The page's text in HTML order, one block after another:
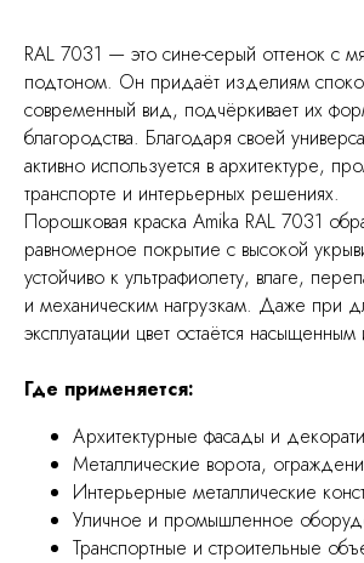
RAL 7031 — это сине-серый оттенок с
подтоном. Он придаёт изделиям
современный вид, подчёркивает их
благородства. Благодаря своей
активно используется в архитектуре,
транспорте и интерьерных решениях.
Порошковая краска Amika RAL 7031
равномерное покрытие с высокой
устойчиво к ультрафиолету, влаге,
и механическим нагрузкам. Даже при
эксплуатации цвет остаётся
Где применяется:
Архитектурные фасады и
Металлические ворота,
Интерьерные металлические
Уличное и промышленное
Транспортные и строительные